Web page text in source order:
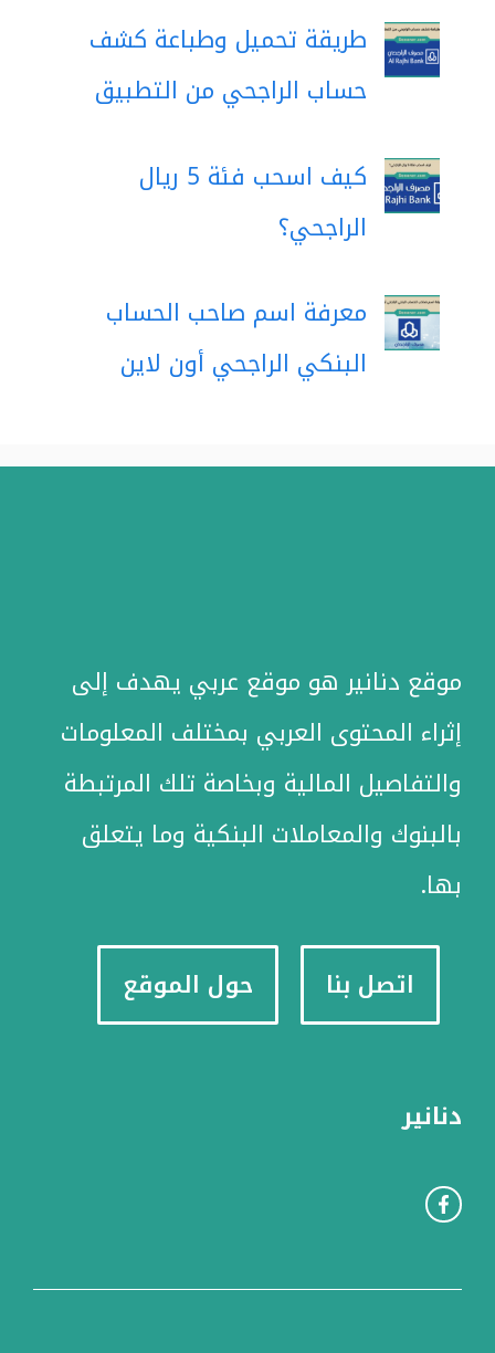
طريقة تحميل وطباعة كشف
حساب الراجحي من التطبيق
كيف اسحب فئة 5 ريال
الراجحي؟
معرفة اسم صاحب الحساب
البنكي الراجحي أون لاين
موقع دنانير هو موقع عربي يهدف إلى
إثراء المحتوى العربي بمختلف المعلومات
والتفاصيل المالية وبخاصة تلك المرتبطة
بالبنوك والمعاملات البنكية وما يتعلق
بها.
اتصل بنا حول الموقع
دنانير